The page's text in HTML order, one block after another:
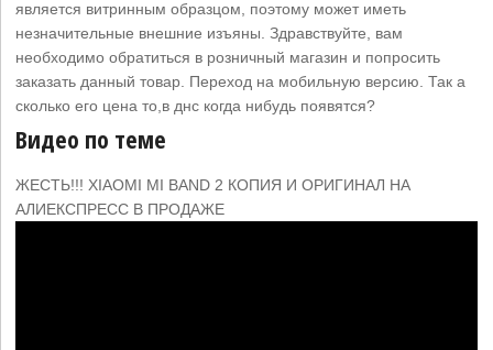
является витринным образцом, поэтому может иметь
незначительные внешние изъяны. Здравствуйте, вам
необходимо обратиться в розничный магазин и попросить
заказать данный товар. Переход на мобильную версию. Так а
сколько его цена то,в днс когда нибудь появятся?
Видео по теме
ЖЕСТЬ!!! XIAOMI MI BAND 2 КОПИЯ И ОРИГИНАЛ НА
АЛИЕКСПРЕСС В ПРОДАЖЕ